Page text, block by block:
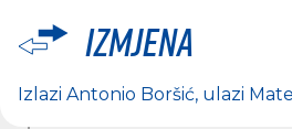
Izmjena
Izlazi Antonio Boršić, ulazi